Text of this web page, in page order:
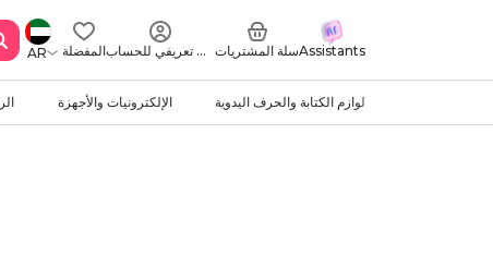
AR
المفضلة ملف تعريفي للحساب سلة المشترياتAssistants
الإلكترونيات والأجهزة لوازم الكتابة والحرف اليدوية